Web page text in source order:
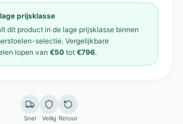
lage prijsklasse
dit product in de lage prijsklasse binnen
-selectie. Vergelijkbare
lopen van €50 tot €796.
Snel Veilig Retour